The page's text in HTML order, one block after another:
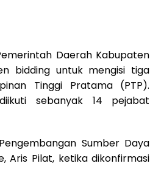
Daerah Kabupaten
bidding untuk mengisi tiga
Tinggi Pratama (PTP).
sebanyak 14 pejabat
Sumber Daya
Aris Pilat, ketika dikonfirmasi